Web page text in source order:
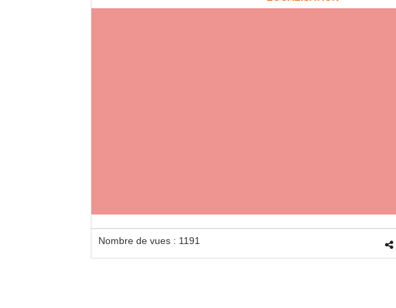
Nombre de vues : 1191